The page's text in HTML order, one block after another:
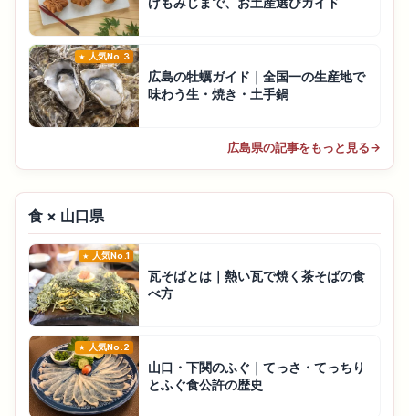
人気No.3
広島の牡蠣ガイド｜全国一の生産地で
味わう生・焼き・土手鍋
広島県の記事をもっと見る→
食 × 山口県
人気No.1
瓦そばとは｜熱い瓦で焼く茶そばの食
べ方
人気No.2
山口・下関のふぐ｜てっさ・てっちり
とふぐ食公許の歴史